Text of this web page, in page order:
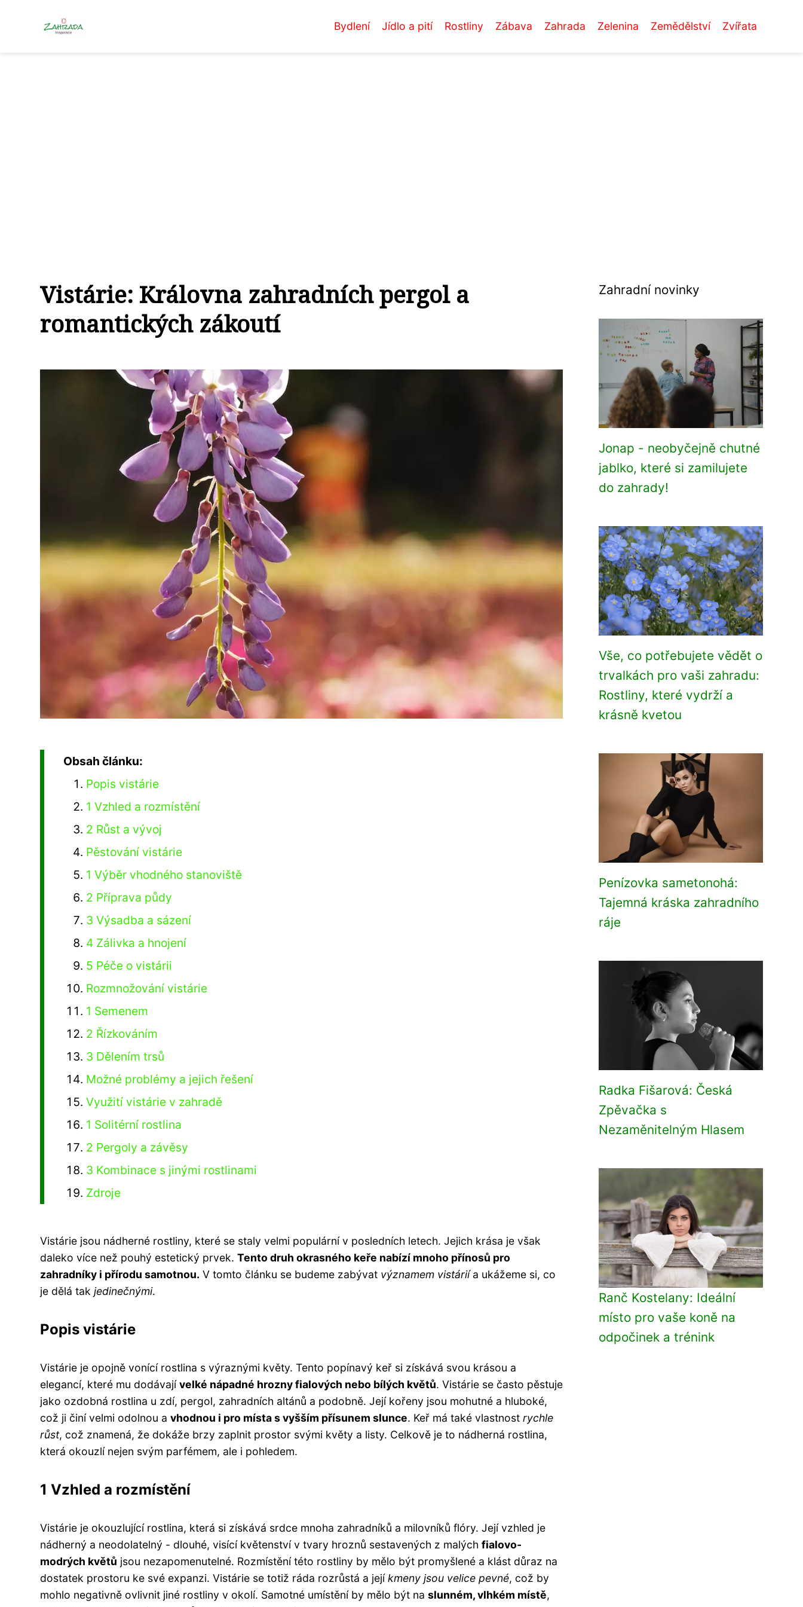
Bydlení Jídlo a pití Rostliny Zábava Zahrada Zelenina Zemědělství Zvířata
Vistárie: Královna zahradních pergol a
romantických zákoutí
Obsah článku:
Popis vistárie
1 Vzhled a rozmístění
2 Růst a vývoj
Pěstování vistárie
1 Výběr vhodného stanoviště
2 Příprava půdy
3 Výsadba a sázení
4 Zálivka a hnojení
5 Péče o vistárii
Rozmnožování vistárie
1 Semenem
2 Řízkováním
3 Dělením trsů
Možné problémy a jejich řešení
Využití vistárie v zahradě
1 Solitérní rostlina
2 Pergoly a závěsy
3 Kombinace s jinými rostlinami
Zdroje
Vistárie jsou nádherné rostliny, které se staly velmi populární v posledních letech. Jejich krása je však
daleko více než pouhý estetický prvek. Tento druh okrasného keře nabízí mnoho přínosů pro
zahradníky i přírodu samotnou. V tomto článku se budeme zabývat významem vistáriía ukážeme si, co
je dělá tak jedinečnými.
Popis vistárie
Vistárie je opojně vonící rostlina s výraznými květy. Tento popínavý keř si získává svou krásou a
elegancí, které mu dodávajívelké nápadné hrozny fialových nebo bílých květů. Vistárie se často pěstuje
jako ozdobná rostlina u zdí, pergol, zahradních altánů a podobně. Její kořeny jsou mohutné a hluboké,
což ji činí velmi odolnou a vhodnou i pro místa s vyšším přísunem slunce. Keř má také vlastnost rychle
růst, což znamená, že dokáže brzy zaplnit prostor svými květy a listy. Celkově je to nádherná rostlina,
která okouzlí nejen svým parfémem, ale i pohledem.
1 Vzhled a rozmístění
Vistárie je okouzlující rostlina, která si získává srdce mnoha zahradníků a milovníků flóry. Její vzhled je
nádherný a neodolatelný - dlouhé, visící květenství v tvary hroznů sestavených z malých fialovo-
modrých květů jsou nezapomenutelné. Rozmístění této rostliny by mělo být promyšlené a klást důraz na
dostatek prostoru ke své expanzi. Vistárie se totiž ráda rozrůstá a jejíkmeny jsou velice pevné, což by
mohlo negativně ovlivnit jiné rostliny v okolí. Samotné umístění by mělo být na slunném, vlhkém místě,
Zahradní novinky
Jonap - neobyčejně chutné
jablko, které si zamilujete
do zahrady!
Vše, co potřebujete vědět o
trvalkách pro vaši zahradu:
Rostliny, které vydrží a
krásně kvetou
Penízovka sametonohá:
Tajemná kráska zahradního
ráje
Radka Fišarová: Česká
Zpěvačka s
Nezaměnitelným Hlasem
Ranč Kostelany: Ideální
místo pro vaše koně na
odpočinek a trénink